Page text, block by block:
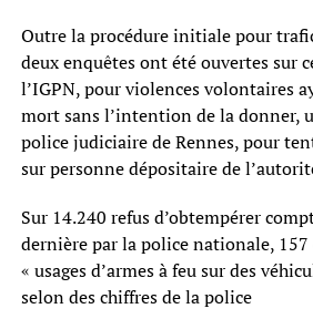
Outre la procédure initiale pour
deux enquêtes ont été ouvertes sur
l’IGPN, pour violences volontaires
mort sans l’intention de la donner,
police judiciaire de Rennes, pour
sur personne dépositaire de
Sur 14.240 refus d’obtempérer
dernière par la police nationale, 157
« usages d’armes à feu sur des
selon des chiffres de la police